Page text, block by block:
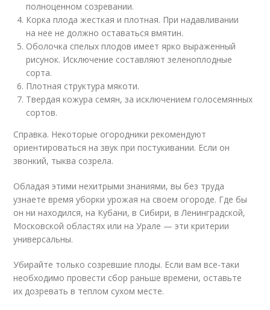
полноценном созревании.
Корка плода жесткая и плотная. При надавливании
на нее не должно оставаться вмятин.
Оболочка спелых плодов имеет ярко выраженный
рисунок. Исключение составляют зеленоплодные
сорта.
Плотная структура мякоти.
Твердая кожура семян, за исключением голосемянных
сортов.
Справка. Некоторые огородники рекомендуют
ориентироваться на звук при постукивании. Если он
звонкий, тыква созрела.
Обладая этими нехитрыми знаниями, вы без труда
узнаете время уборки урожая на своем огороде. Где бы
он ни находился, на Кубани, в Сибири, в Ленинградской,
Московской областях или на Урале — эти критерии
универсальны.
Убирайте только созревшие плоды. Если вам все-таки
необходимо провести сбор раньше времени, оставьте
их дозревать в теплом сухом месте.